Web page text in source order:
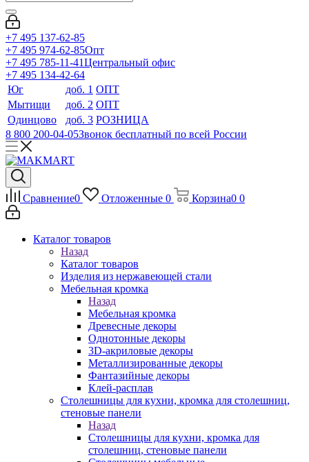
+7 495 137-62-85
+7 495 974-62-85Опт
+7 495 785-11-41Центральный офис
+7 495 134-42-64
Юг
доб. 1 ОПТ
Мытищи
доб. 2 ОПТ
Одинцово
доб. 3 РОЗНИЦА
8 800 200-04-05Звонок бесплатный по всей России
Сравнение0 Отложенные 0 Корзина0 0
Каталог товаров
Назад
Каталог товаров
Изделия из нержавеющей стали
Мебельная кромка
Назад
Мебельная кромка
Древесные декоры
Однотонные декоры
3D-акриловые декоры
Металлизированные декоры
Фантазийные декоры
Клей-расплав
Столешницы для кухни, кромка для столешниц,
стеновые панели
Назад
Столешницы для кухни, кромка для
столешниц, стеновые панели